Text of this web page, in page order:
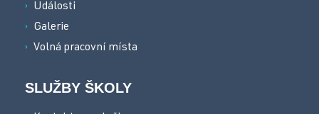
Události
Galerie
Volná pracovní místa
SLUŽBY ŠKOLY